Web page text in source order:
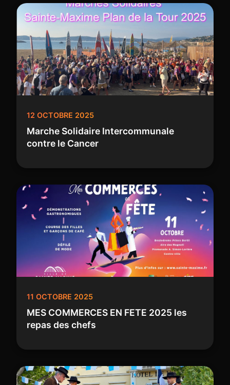
12 OCTOBRE 2025
Marche Solidaire Intercommunale
contre le Cancer
11 OCTOBRE 2025
MES COMMERCES EN FETE 2025 les
repas des chefs